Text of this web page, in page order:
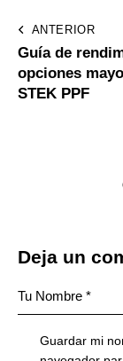
ANTERIOR
Guía de
opciones
STEK PPF
Deja un
Guardar mi